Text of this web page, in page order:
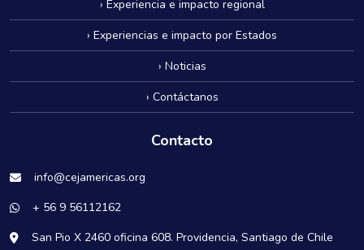
› Experiencia e impacto regional
› Experiencias e impacto por Estados
› Noticias
› Contáctanos
Contacto
info@cejamericas.org
+ 56 9 56112162
San Pio X 2460 oficina 608. Providencia, Santiago de Chile